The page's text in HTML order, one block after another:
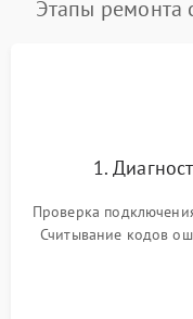
Этапы
1.
Проверка
Считывание кодов
выявления